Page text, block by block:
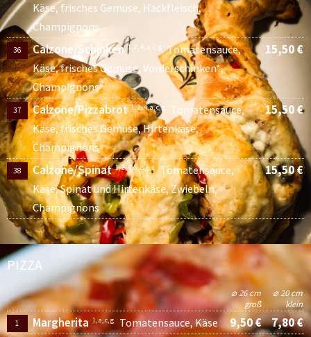
Käse, frisches Gemüse, Hackfleisch,
Champignons
36 Calzone/Schinken 1, 2, 4, a, c, g Tomatensauce,
Käse, frisches Gemüse, Vorderschinken*,
Champignons
15,50 €
37 Calzone/Pizzabrot 1, 2, 4, a, c, g
Tomatensauce,
Käse, frisches Gemüse, Hirtenkäse,
Champignons
15,50 €
38 Calzone/Spinat 1, 2, 4, a, c, g, t Tomatensauce,
Käse, Spinat und Hirtenkäse, Zwiebeln,
Champignons
15,50 €
PIZZA
⌀ 26 cm
groß
⌀ 20 cm
klein
1 Margherita 1, a, c, g Tomatensauce, Käse 9,50 € 7,80 €